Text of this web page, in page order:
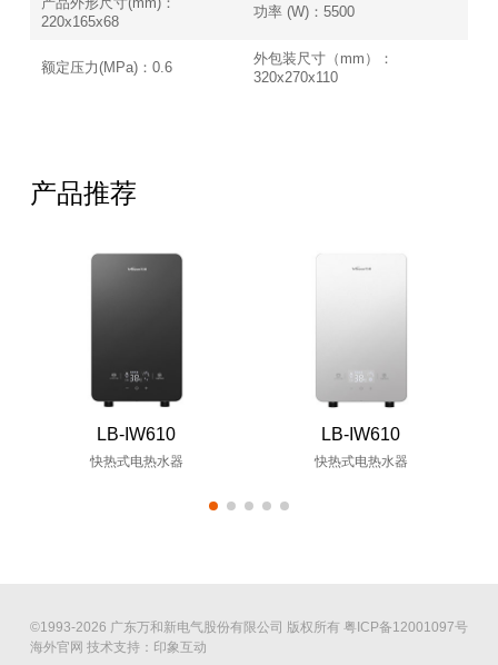
220x165x68
功率 (W)：5500
额定压力(MPa)：0.6
外包装尺寸（mm）：
320x270x110
产品推荐
LB-IW610
快热式电热水器
LB-IW610
快热式电热水器
©1993-2026 广东万和新电气股份有限公司 版权所有 粤ICP备12001097号
海外官网 技术支持：印象互动